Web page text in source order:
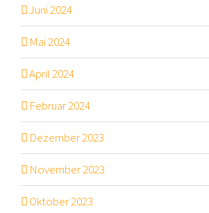
Juni 2024
Mai 2024
April 2024
Februar 2024
Dezember 2023
November 2023
Oktober 2023